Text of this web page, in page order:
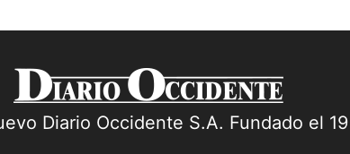
Diario Occidente S.A. Fundado el